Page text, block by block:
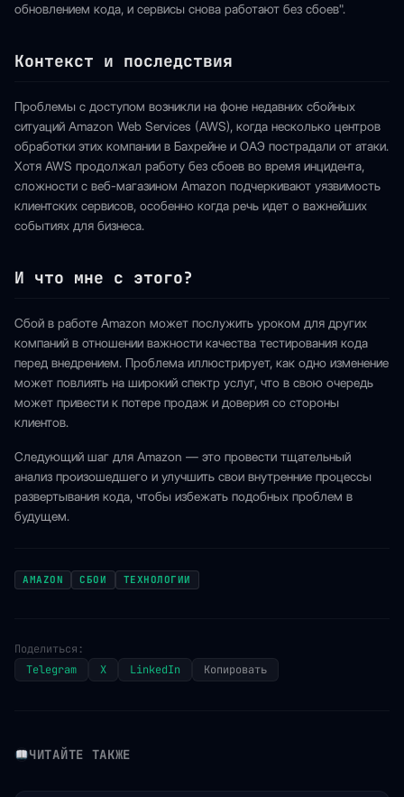
обновлением кода, и сервисы снова работают без сбоев".
Контекст и последствия
Проблемы с доступом возникли на фоне недавних сбойных
ситуаций Amazon Web Services (AWS), когда несколько центров
обработки этих компании в Бахрейне и ОАЭ пострадали от атаки.
Хотя AWS продолжал работу без сбоев во время инцидента,
сложности с веб-магазином Amazon подчеркивают уязвимость
клиентских сервисов, особенно когда речь идет о важнейших
событиях для бизнеса.
И что мне с этого?
Сбой в работе Amazon может послужить уроком для других
компаний в отношении важности качества тестирования кода
перед внедрением. Проблема иллюстрирует, как одно изменение
может повлиять на широкий спектр услуг, что в свою очередь
может привести к потере продаж и доверия со стороны
клиентов.
Следующий шаг для Amazon — это провести тщательный
анализ произошедшего и улучшить свои внутренние процессы
развертывания кода, чтобы избежать подобных проблем в
будущем.
AMAZON СБОИ ТЕХНОЛОГИИ
Поделиться:
Telegram
X LinkedIn Копировать
ЧИТАЙТЕ ТАКЖЕ